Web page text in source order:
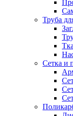
Труба
Сетка и